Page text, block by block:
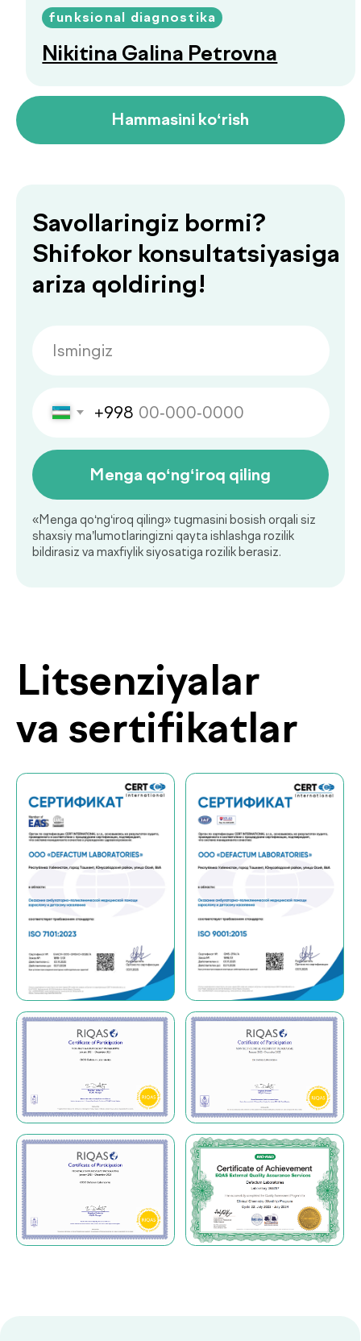
Ko‘p beriladigan
.javoblar
Savolingizga javob
topilmadimi?
Ariza qoldiring, biz sizga
javob beramiz!
+998
Menga qo‘ng‘iroq qiling
«Menga qo‘ng‘iroq qiling» tugmasini bosish orqali siz
shaxsiy ma’lumotlaringizni qayta ishlashga rozilik
bildirasiz va maxfiylik siyosatiga rozilik berasiz.
Siz bilan foydali
ma’lumotlar
.bilan bo‘lishamiz